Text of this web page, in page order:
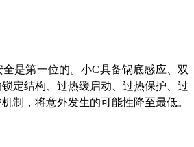
是第一位的。小C具备锅底感应、双
定结构、过热缓启动、过热保护、过
制，将意外发生的可能性降至最低。